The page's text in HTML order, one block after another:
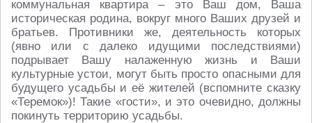
коммунальная квартира – это Ваш дом, Ваша
историческая родина, вокруг много Ваших друзей и
братьев. Противники же, деятельность которых
(явно или с далеко идущими последствиями)
подрывает Вашу налаженную жизнь и Ваши
культурные устои, могут быть просто опасными для
будущего усадьбы и её жителей (вспомните сказку
«Теремок»)! Такие «гости», и это очевидно, должны
покинуть территорию усадьбы.